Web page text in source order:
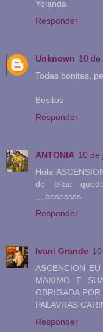
Yolanda.
Responder
Unknown 10 de
Todas bonitas,
Besitos
Responder
ANTONIA 10 de
Hola
de ellas
,,,,besossss
Responder
Ivani Grande
ASCENCION
MAXIMO E
OBRIGADA
PALAVRAS
Responder